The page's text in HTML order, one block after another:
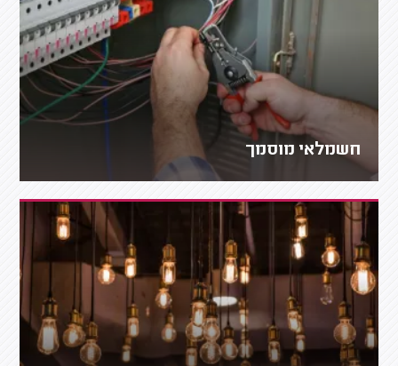
חשמלאי מוסמך